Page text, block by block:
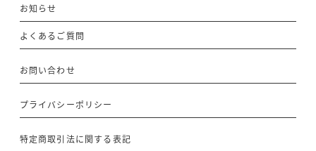
お知らせ
よくあるご質問
お問い合わせ
プライバシーポリシー
特定商取引法に関する表記